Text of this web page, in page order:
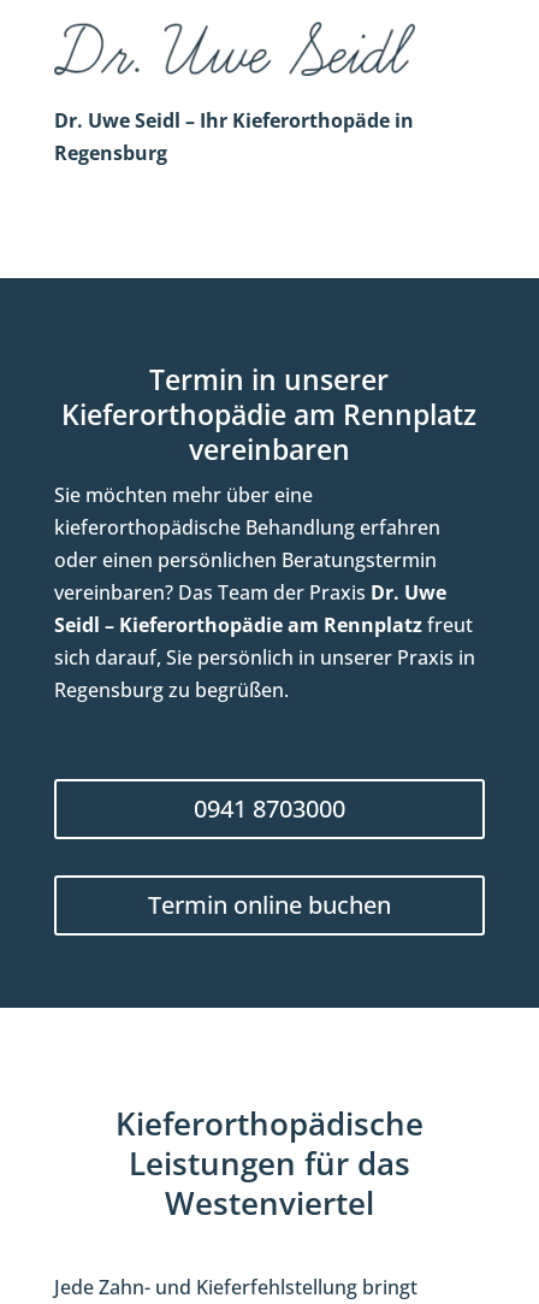
Dr. Uwe Seidl – Ihr Kieferorthopäde in
Regensburg
Termin in unserer
Kieferorthopädie am Rennplatz
vereinbaren
Sie möchten mehr über eine
kieferorthopädische Behandlung erfahren
oder einen persönlichen Beratungstermin
vereinbaren? Das Team der Praxis Dr. Uwe
Seidl – Kieferorthopädie am Rennplatzfreut
sich darauf, Sie persönlich in unserer Praxis in
Regensburg zu begrüßen.
0941 8703000
Termin online buchen
Kieferorthopädische
Leistungen für das
Westenviertel
Jede Zahn- und Kieferfehlstellung bringt